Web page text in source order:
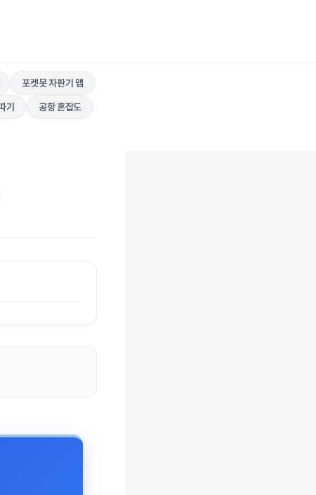
포켓못 자판기 맵
기 공항 혼잡도